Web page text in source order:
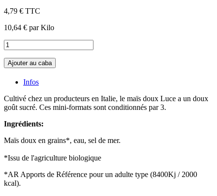
4,79 € TTC
10,64 € par Kilo
Ajouter au caba
Infos
Cultivé chez un producteurs en Italie, le maïs doux Luce a un doux
goût sucré. Ces mini-formats sont conditionnés par 3.
Ingrédients:
Maïs doux en grains*, eau, sel de mer.
*Issu de l'agriculture biologique
*AR Apports de Référence pour un adulte type (8400Kj / 2000
kcal).